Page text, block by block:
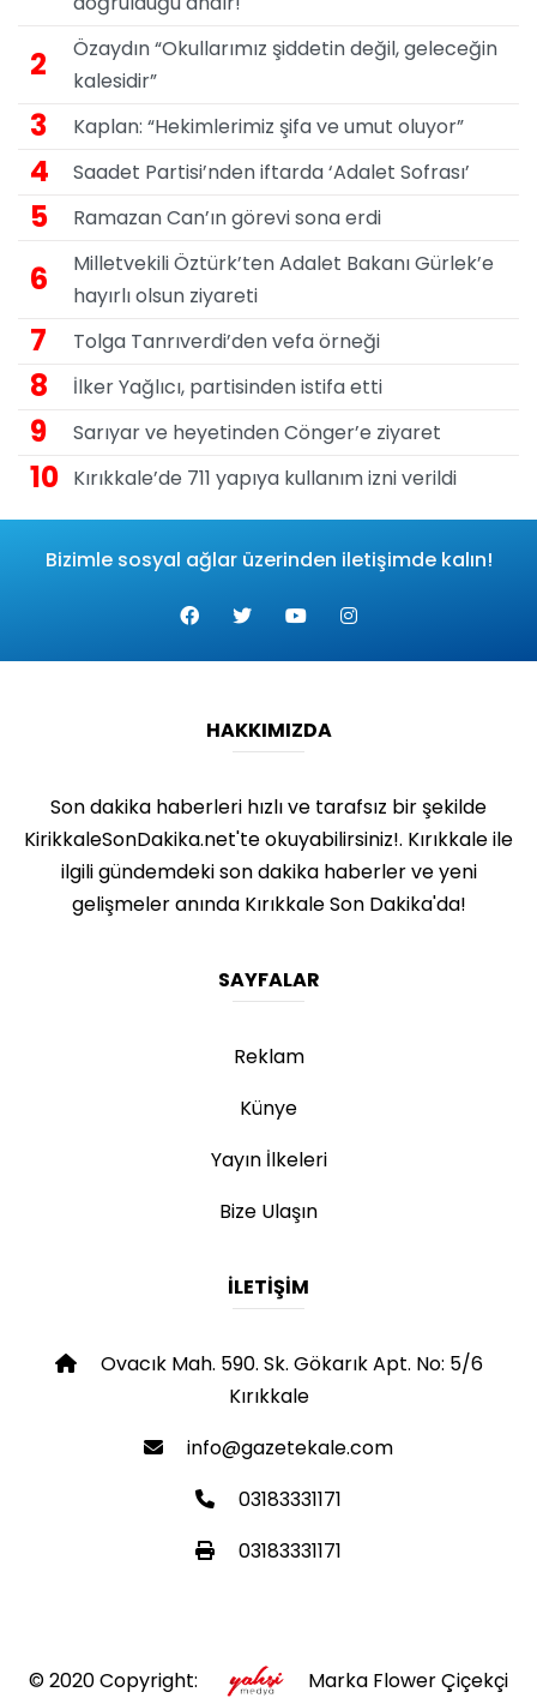
2
Özaydın “Okullarımız şiddetin değil, geleceğin
kalesidir”
3 Kaplan: “Hekimlerimiz şifa ve umut oluyor”
4 Saadet Partisi’nden iftarda ‘Adalet Sofrası’
5 Ramazan Can’ın görevi sona erdi
6
Milletvekili Öztürk’ten Adalet Bakanı Gürlek’e
hayırlı olsun ziyareti
7 Tolga Tanrıverdi’den vefa örneği
8 İlker Yağlıcı, partisinden istifa etti
9 Sarıyar ve heyetinden Cönger’e ziyaret
10 Kırıkkale’de 711 yapıya kullanım izni verildi
Bizimle sosyal ağlar üzerinden iletişimde kalın!
HAKKIMIZDA
Son dakika haberleri hızlı ve tarafsız bir şekilde
KirikkaleSonDakika.net'te okuyabilirsiniz!. Kırıkkale ile
ilgili gündemdeki son dakika haberler ve yeni
gelişmeler anında Kırıkkale Son Dakika'da!
SAYFALAR
Reklam
Künye
Yayın İlkeleri
Bize Ulaşın
İLETIŞIM
Ovacık Mah. 590. Sk. Gökarık Apt. No: 5/6
Kırıkkale
info@gazetekale.com
03183331171
03183331171
© 2020 Copyright: Marka Flower Çiçekçi